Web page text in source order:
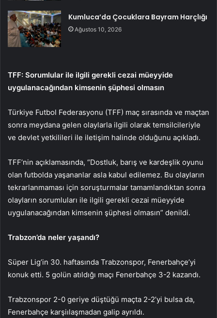
Kumluca’da Çocuklara Bayram Harçlığı
Ağustos 10, 2026
TFF: Sorumlular ile ilgili gerekli cezai müeyyide
uygulanacağından kimsenin şüphesi olmasın
Türkiye Futbol Federasyonu (TFF) maç sırasında ve maçtan
sonra meydana gelen olaylarla ilgili olarak temsilcileriyle
ve devlet yetkilileri ile iletişim halinde olduğunu açıkladı.
TFF’nin açıklamasında, “Dostluk, barış ve kardeşlik oyunu
olan futbolda yaşananlar asla kabul edilemez. Bu olayların
tekrarlanmaması için soruşturmalar tamamlandıktan sonra
olayların sorumluları ile ilgili gerekli cezai müeyyide
uygulanacağından kimsenin şüphesi olmasın” denildi.
Trabzon’da neler yaşandı?
Süper Lig’in 30. haftasında Trabzonspor, Fenerbahçe’yi
konuk etti. 5 golün atıldığı maçı Fenerbahçe 3-2 kazandı.
Trabzonspor 2-0 geriye düştüğü maçta 2-2’yi bulsa da,
Fenerbahçe karşiılaşmadan galip ayrıldı.